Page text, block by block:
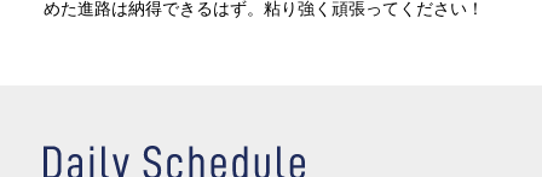
めた進路は納得できるはず。粘り強く頑張ってください！